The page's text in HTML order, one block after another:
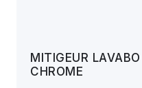
MITIGEUR
CHROME